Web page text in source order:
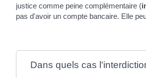
justice comme peine complémentaire (
pas d'avoir un compte bancaire. Elle
Dans quels cas